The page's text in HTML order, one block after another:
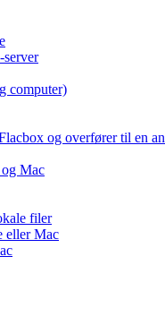
computer)
og overfører til en
Mac
filer
eller Mac